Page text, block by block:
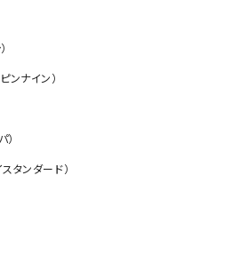
ンナイン）
）
タンダード）